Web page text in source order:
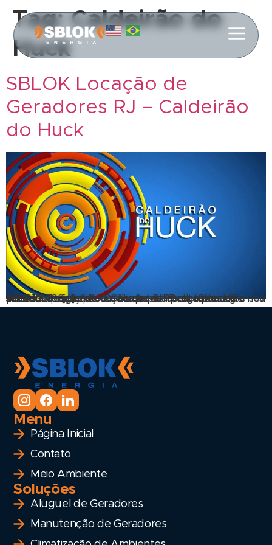
Tag:Caldeirão do
Huck
SBLOK Locação de
Geradores RJ – Caldeirão
do Huck
A SBLOK Locação de Geradores RJ está presente nos sets de filmagem do Caldeirão do Huck, animando o seu sábado! O Caldeirão do Huck é um programa de auditório produzido e exibido pela Rede Globo. E a SBLOK Locação de Geradores RJ fornece energia para essa superprodução que vai ao ar todos os sábados. O […]
Menu
Página Inicial
Contato
Meio Ambiente
Soluções
Aluguel de Geradores
Manutenção de Geradores